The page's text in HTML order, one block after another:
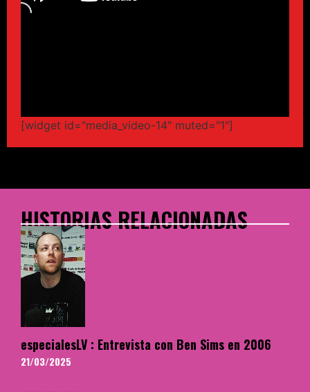
[widget id="media_video-14" muted="1"]
HISTORIAS RELACIONADAS
especialesLV : Entrevista con Ben Sims en 2006
21/03/2025